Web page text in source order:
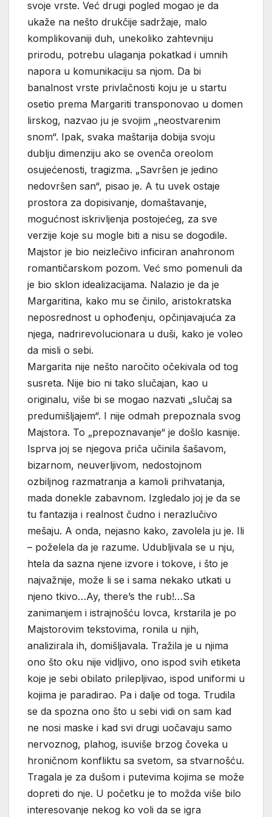
svoje vrste. Već drugi pogled mogao je da
ukaže na nešto drukčije sadržaje, malo
komplikovaniji duh, unekoliko zahtevniju
prirodu, potrebu ulaganja pokatkad i umnih
napora u komunikaciju sa njom. Da bi
banalnost vrste privlačnosti koju je u startu
osetio prema Margariti transponovao u domen
lirskog, nazvao ju je svojim „neostvarenim
snom“. Ipak, svaka maštarija dobija svoju
dublju dimenziju ako se ovenča oreolom
osujećenosti, tragizma. „Savršen je jedino
nedovršen san“, pisao je. A tu uvek ostaje
prostora za dopisivanje, domaštavanje,
mogućnost iskrivljenja postojećeg, za sve
verzije koje su mogle biti a nisu se dogodile.
Majstor je bio neizlečivo inficiran anahronom
romantičarskom pozom. Već smo pomenuli da
je bio sklon idealizacijama. Nalazio je da je
Margaritina, kako mu se činilo, aristokratska
neposrednost u ophođenju, opčinjavajuća za
njega, nadrirevolucionara u duši, kako je voleo
da misli o sebi.
Margarita nije nešto naročito očekivala od tog
susreta. Nije bio ni tako slučajan, kao u
originalu, više bi se mogao nazvati „slučaj sa
predumišljajem“. I nije odmah prepoznala svog
Majstora. To „prepoznavanje“ je došlo kasnije.
Isprva joj se njegova priča učinila šašavom,
bizarnom, neuverljivom, nedostojnom
ozbiljnog razmatranja a kamoli prihvatanja,
mada donekle zabavnom. Izgledalo joj je da se
tu fantazija i realnost čudno i nerazlučivo
mešaju. A onda, nejasno kako, zavolela ju je. Ili
– poželela da je razume. Udubljivala se u nju,
htela da sazna njene izvore i tokove, i što je
najvažnije, može li se i sama nekako utkati u
njeno tkivo…Ay, there’s the rub!…Sa
zanimanjem i istrajnošću lovca, krstarila je po
Majstorovim tekstovima, ronila u njih,
analizirala ih, domišljavala. Tražila je u njima
ono što oku nije vidljivo, ono ispod svih etiketa
koje je sebi obilato prilepljivao, ispod uniformi u
kojima je paradirao. Pa i dalje od toga. Trudila
se da spozna ono što u sebi vidi on sam kad
ne nosi maske i kad svi drugi uočavaju samo
nervoznog, plahog, isuviše brzog čoveka u
hroničnom konfliktu sa svetom, sa stvarnošću.
Tragala je za dušom i putevima kojima se može
dopreti do nje. U početku je to možda više bilo
interesovanje nekog ko voli da se igra